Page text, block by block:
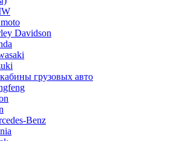
Davidson
грузовых авто
Benz